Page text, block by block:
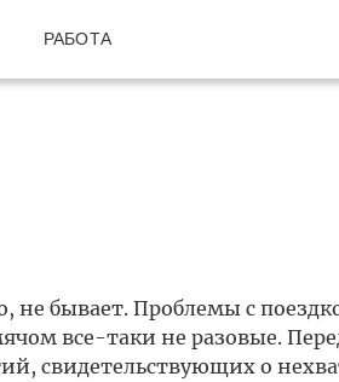
РАБОТА
не бывает. Проблемы с
все-таки не разовые.
свидетельствующих о